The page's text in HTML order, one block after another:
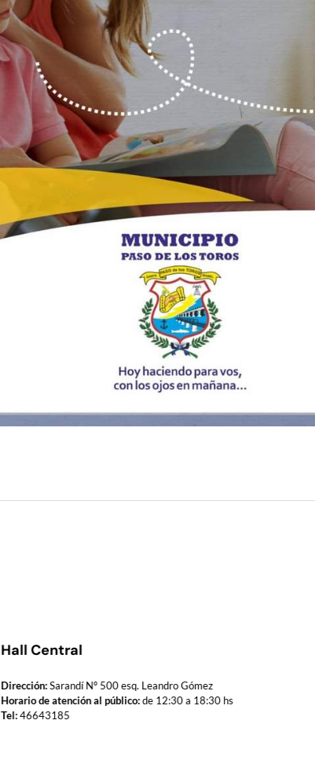
Hall Central
Dirección:Sarandí Nº 500 esq. Leandro Gómez
Horario de atención al público:de 12:30 a 18:30 hs
Tel:46643185